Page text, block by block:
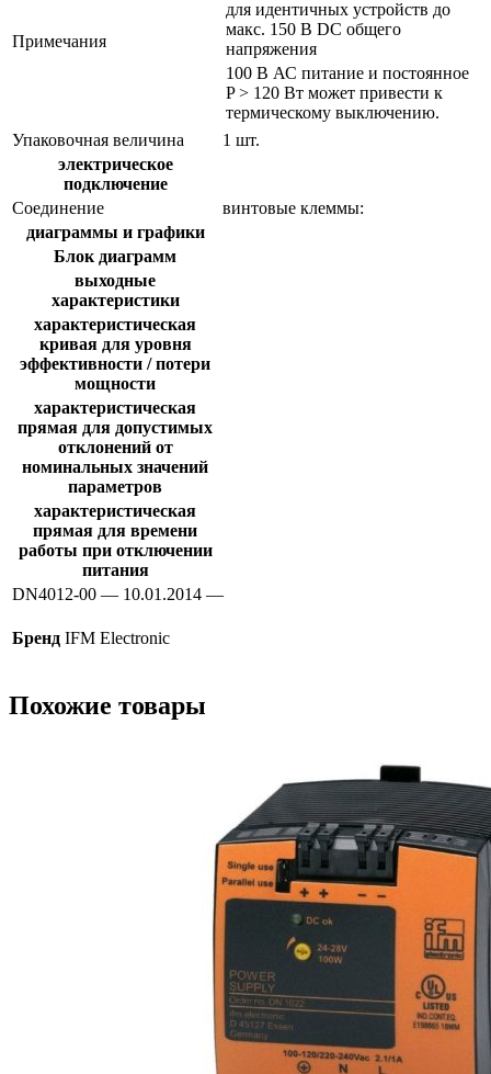
Примечания
для идентичных устройств до
макс. 150 В DC общего
напряжения
100 В АС питание и постоянное
P > 120 Вт может привести к
термическому выключению.
Упаковочная величина
1 шт.
электрическое
подключение
Соединение
винтовые клеммы:
диаграммы и графики
Блок диаграмм
выходные
характеристики
характеристическая
кривая для уровня
эффективности / потери
мощности
характеристическая
прямая для допустимых
отклонений от
номинальных значений
параметров
характеристическая
прямая для времени
работы при отключении
питания
DN4012-00 — 10.01.2014 —
Бренд IFM Electronic
Похожие товары